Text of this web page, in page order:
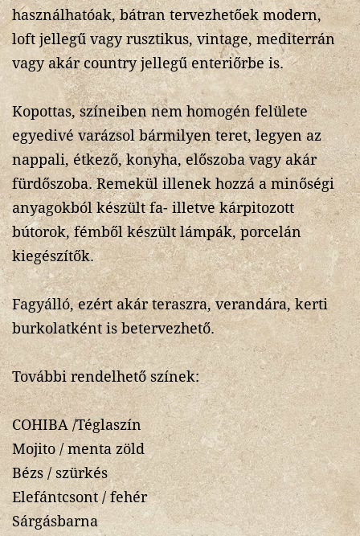
használhatóak, bátran tervezhetőek modern,
loft jellegű vagy rusztikus, vintage, mediterrán
vagy akár country jellegű enteriőrbe is.
Kopottas, színeiben nem homogén felülete
egyedivé varázsol bármilyen teret, legyen az
nappali, étkező, konyha, előszoba vagy akár
fürdőszoba. Remekül illenek hozzá a minőségi
anyagokból készült fa- illetve kárpitozott
bútorok, fémből készült lámpák, porcelán
kiegészítők.
Fagyálló, ezért akár teraszra, verandára, kerti
burkolatként is betervezhető.
További rendelhető színek:
COHIBA /Téglaszín
Mojito / menta zöld
Bézs / szürkés
Elefántcsont / fehér
Sárgásbarna